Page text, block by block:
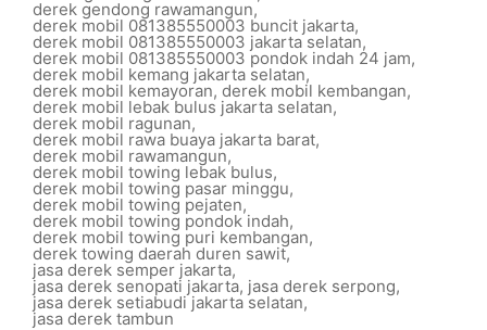
derek gendong rawamangun,
derek mobil 081385550003 buncit jakarta,
derek mobil 081385550003 jakarta selatan,
derek mobil 081385550003 pondok indah 24 jam,
derek mobil kemang jakarta selatan,
derek mobil kemayoran, derek mobil kembangan,
derek mobil lebak bulus jakarta selatan,
derek mobil ragunan,
derek mobil rawa buaya jakarta barat,
derek mobil rawamangun,
derek mobil towing lebak bulus,
derek mobil towing pasar minggu,
derek mobil towing pejaten,
derek mobil towing pondok indah,
derek mobil towing puri kembangan,
derek towing daerah duren sawit,
jasa derek semper jakarta,
jasa derek senopati jakarta, jasa derek serpong,
jasa derek setiabudi jakarta selatan,
jasa derek tambun